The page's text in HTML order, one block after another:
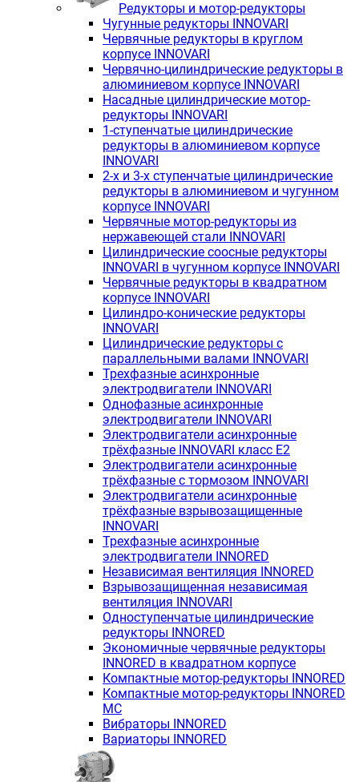
Редукторы и мотор-редукторы
Чугунные редукторы INNOVARI
Червячные редукторы в круглом
корпусе INNOVARI
Червячно-цилиндрические редукторы в
алюминиевом корпусе INNOVARI
Насадные цилиндрические мотор-
редукторы INNOVARI
1-ступенчатые цилиндрические
редукторы в алюминиевом корпусе
INNOVARI
2-х и 3-х ступенчатые цилиндрические
редукторы в алюминиевом и чугунном
корпусе INNOVARI
Червячные мотор-редукторы из
нержавеющей стали INNOVARI
Цилиндрические соосные редукторы
INNOVARI в чугунном корпусе INNOVARI
Червячные редукторы в квадратном
корпусе INNOVARI
Цилиндро-конические редукторы
INNOVARI
Цилиндрические редукторы с
параллельными валами INNOVARI
Трехфазные асинхронные
электродвигатели INNOVARI
Однофазные асинхронные
электродвигатели INNOVARI
Электродвигатели асинхронные
трёхфазные INNOVARI класс E2
Электродвигатели асинхронные
трёхфазные с тормозом INNOVARI
Электродвигатели асинхронные
трёхфазные взрывозащищенные
INNOVARI
Трехфазные асинхронные
электродвигатели INNORED
Независимая вентиляция INNORED
Взрывозащищенная независимая
вентиляция INNOVARI
Одноступенчатые цилиндрические
редукторы INNORED
Экономичные червячные редукторы
INNORED в квадратном корпусе
Компактные мотор-редукторы INNORED
Компактные мотор-редукторы INNORED
MC
Вибраторы INNORED
Вариаторы INNORED